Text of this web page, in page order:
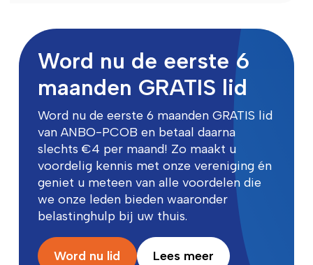
Word nu de eerste 6
maanden GRATIS lid
Word nu de eerste 6 maanden GRATIS lid
van ANBO-PCOB en betaal daarna
slechts €4 per maand! Zo maakt u
voordelig kennis met onze vereniging én
geniet u meteen van alle voordelen die
we onze leden bieden waaronder
belastinghulp bij uw thuis.
Word nu lid Lees meer